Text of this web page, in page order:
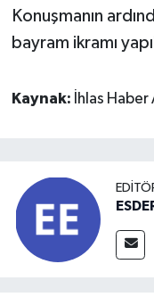
Konuşmanın
bayram ikramı
Kaynak: İhlas Haber